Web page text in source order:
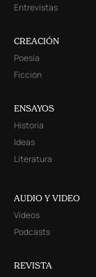
Entrevistas
CREACIÓN
Poesía
Ficción
ENSAYOS
Historia
Ideas
Literatura
AUDIO Y VIDEO
Videos
Podcasts
REVISTA